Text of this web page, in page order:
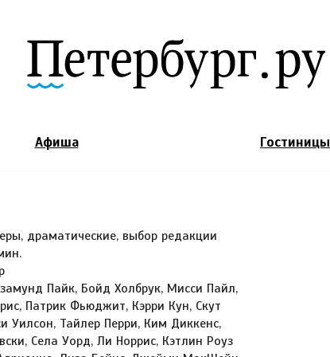
Афиша Гостиницы
драматические, выбор редакции
Пайк, Бойд Холбрук, Мисси Пайл,
Патрик Фьюджит, Кэрри Кун, Скут
Уилсон, Тайлер Перри, Ким Диккенс,
Села Уорд, Ли Норрис, Кэтлин Роуз